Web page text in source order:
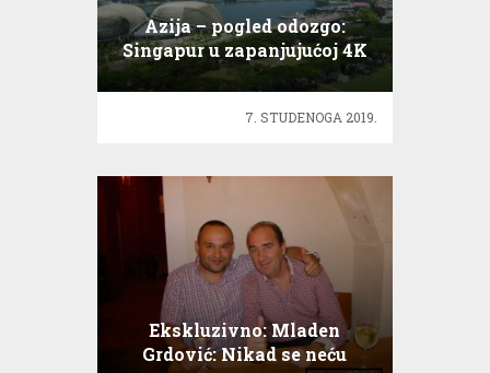
Azija – pogled odozgo:
Singapur u zapanjujućoj 4K
rezoluciji
7. STUDENOGA 2019.
Ekskluzivno: Mladen
Grdović: Nikad se neću